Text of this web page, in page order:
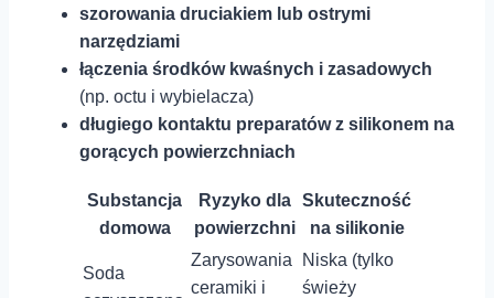
szorowania druciakiem lub‍ ostrymi
narzędziami
łączenia ⁢środków kwaśnych i zasadowych
(np. octu i ​wybielacza)
długiego kontaktu ⁤preparatów ⁤z silikonem na
gorących ⁢powierzchniach
Substancja
domowa
Ryzyko dla
powierzchni
Skuteczność
na silikonie
Soda⁣
Zarysowania
ceramiki i
Niska⁣ (tylko
świeży⁤